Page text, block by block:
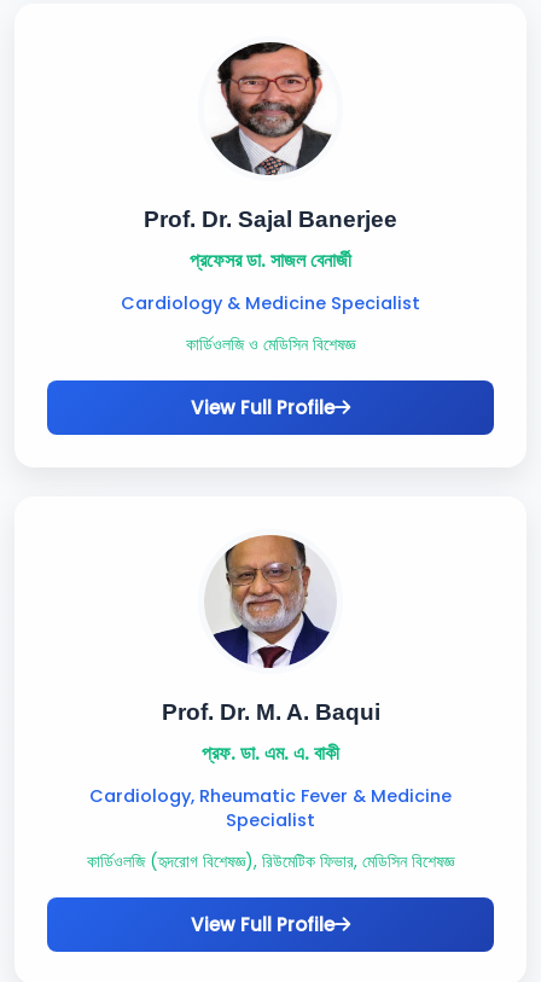
Prof. Dr. Sajal Banerjee
প্রফেসর ডা. সাজল বেনার্জী
Cardiology & Medicine Specialist
কার্ডিওলজি ও মেডিসিন বিশেষজ্ঞ
View Full Profile
Prof. Dr. M. A. Baqui
প্রফ. ডা. এম. এ. বাকী
Cardiology, Rheumatic Fever & Medicine
Specialist
কার্ডিওলজি (হৃদরোগ বিশেষজ্ঞ), রিউমেটিক ফিভার, মেডিসিন বিশেষজ্ঞ
View Full Profile